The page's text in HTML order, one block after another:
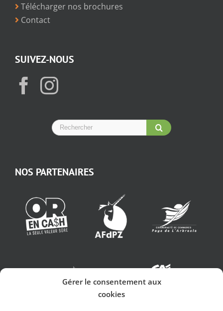
Gérer le consentement aux
cookies
Télécharger nos brochures
Contact
SUIVEZ-NOUS
NOS PARTENAIRES